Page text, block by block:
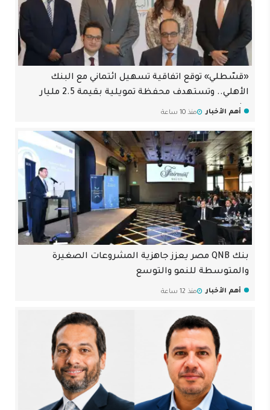
«قسّطلي» توقع اتفاقية تسهيل ائتماني مع البنك
الأهلي.. وتستهدف محفظة تمويلية بقيمة 2.5 مليار
جنيهأهم الأخبار منذ 10 ساعة
بنك QNB مصر يعزز جاهزية المشروعات الصغيرة
والمتوسطة للنمو والتوسع
أهم الأخبار منذ 12 ساعة